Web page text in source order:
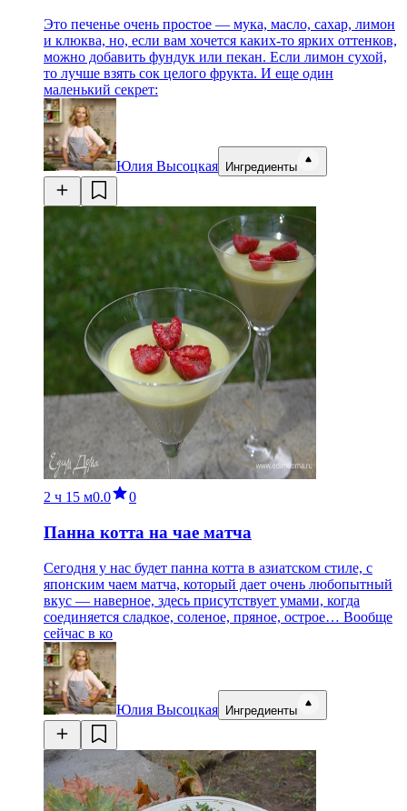
Это печенье очень простое — мука, масло, сахар, лимон
и клюква, но, если вам хочется каких-то ярких оттенков,
можно добавить фундук или пекан. Если лимон сухой,
то лучше взять сок целого фрукта. И еще один
маленький секрет:
Юлия Высоцкая Ингредиенты
2 ч 15 м0.0 0
Панна котта на чае матча
Сегодня у нас будет панна котта в азиатском стиле, с
японским чаем матча, который дает очень любопытный
вкус — наверное, здесь присутствует умами, когда
соединяется сладкое, соленое, пряное, острое… Вообще
сейчас в ко
Юлия Высоцкая Ингредиенты